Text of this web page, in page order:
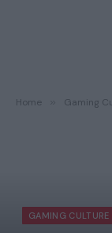
Home Gaming
GAMING CULTURE